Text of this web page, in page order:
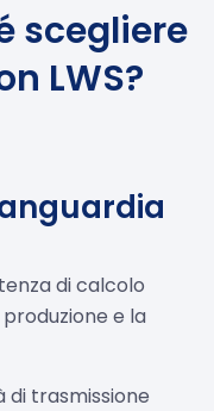
scegliere
LWS?
di calcolo
e la
di trasmissione